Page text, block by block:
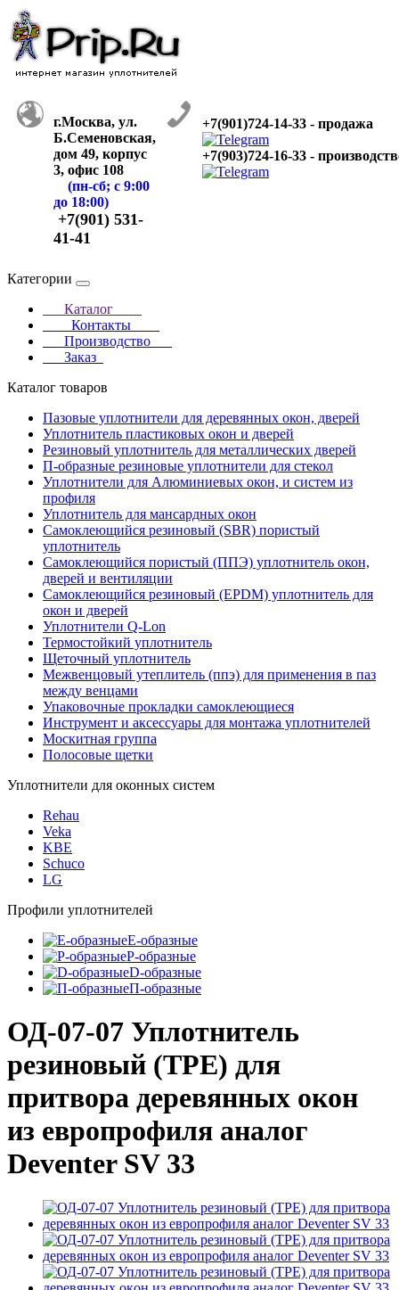
г.Москва, ул.
Б.Семеновская,
дом 49, корпус
3, офис 108
(пн-сб; с 9:00
до 18:00)
+7(901) 531-
41-41
+7(901)724-14-33 - продажа
+7(903)724-16-33 -
Категории
Каталог
Контакты
Производство
Заказ
Каталог товаров
Пазовые уплотнители для деревянных окон, дверей
Уплотнитель пластиковых окон и дверей
Резиновый уплотнитель для металлических дверей
П-образные резиновые уплотнители для стекол
Уплотнители для Алюминиевых окон, и систем из
профиля
Уплотнитель для мансардных окон
Самоклеющийся резиновый (SBR) пористый
уплотнитель
Cамоклеющийся пористый (ППЭ) уплотнитель окон,
дверей и вентиляции
Самоклеющийся резиновый (EPDM) уплотнитель для
окон и дверей
Уплотнители Q-Lon
Термостойкий уплотнитель
Щеточный уплотнитель
Межвенцовый утеплитель (ппэ) для применения в паз
между венцами
Упаковочные прокладки самоклеющиеся
Инструмент и аксессуары для монтажа уплотнителей
Москитная группа
Полосовые щетки
Уплотнители для оконных систем
Rehau
Veka
KBE
Schuco
LG
Профили уплотнителей
E-образные
P-образные
D-образные
П-образные
ОД-07-07 Уплотнитель
резиновый (TPE) для
притвора деревянных окoн
из европрофиля аналог
Deventer SV 33